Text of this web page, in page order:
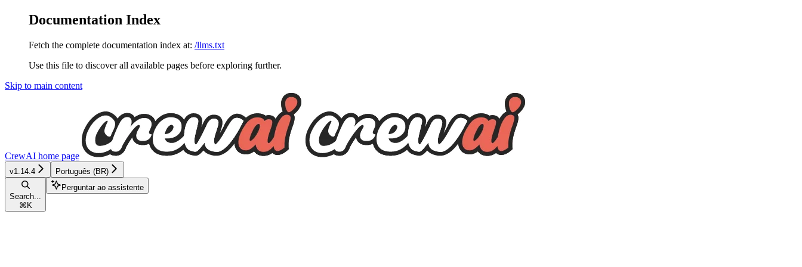
Documentation Index
Fetch the complete documentation index at: /llms.txt
Use this file to discover all available pages before exploring further.
Skip to main content
CrewAI home page
v1.14.4 Português (BR)
Search...
⌘ K
Perguntar ao assistente